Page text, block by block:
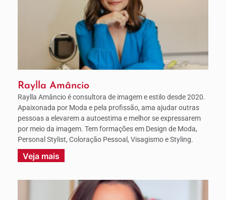
Raylla Amâncio
Raylla Amâncio é consultora de imagem e estilo desde 2020.
Apaixonada por Moda e pela profissão, ama ajudar outras
pessoas a elevarem a autoestima e melhor se expressarem
por meio da imagem. Tem formações em Design de Moda,
Personal Stylist, Coloração Pessoal, Visagismo e Styling.
Veja mais